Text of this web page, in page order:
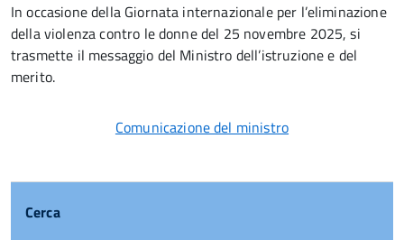
In occasione della Giornata internazionale per l’eliminazione
della violenza contro le donne del 25 novembre 2025, si
trasmette il messaggio del Ministro dell’istruzione e del
merito.
Comunicazione del ministro
Cerca